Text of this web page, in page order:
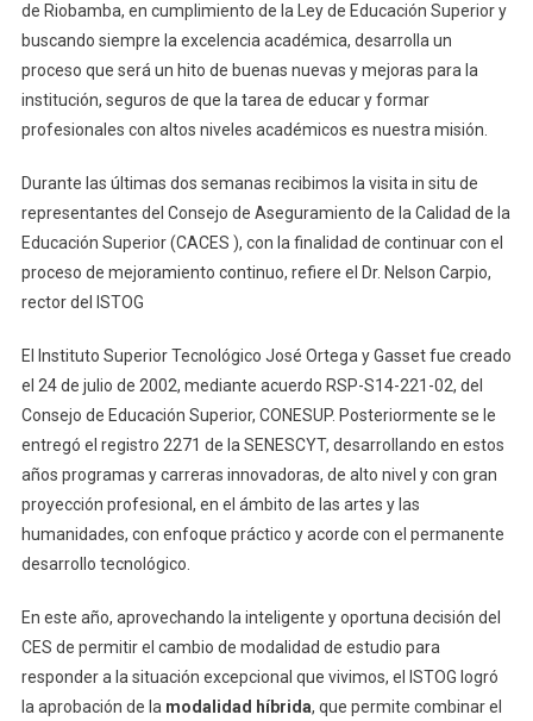
de Riobamba, en cumplimiento de la Ley de Educación Superior y
buscando siempre la excelencia académica, desarrolla un
proceso que será un hito de buenas nuevas y mejoras para la
institución, seguros de que la tarea de educar y formar
profesionales con altos niveles académicos es nuestra misión.
Durante las últimas dos semanas recibimos la visita in situ de
representantes del Consejo de Aseguramiento de la Calidad de la
Educación Superior (CACES ), con la finalidad de continuar con el
proceso de mejoramiento continuo, refiere el Dr. Nelson Carpio,
rector del ISTOG
El Instituto Superior Tecnológico José Ortega y Gasset fue creado
el 24 de julio de 2002, mediante acuerdo RSP-S14-221-02, del
Consejo de Educación Superior, CONESUP. Posteriormente se le
entregó el registro 2271 de la SENESCYT, desarrollando en estos
años programas y carreras innovadoras, de alto nivel y con gran
proyección profesional, en el ámbito de las artes y las
humanidades, con enfoque práctico y acorde con el permanente
desarrollo tecnológico.
En este año, aprovechando la inteligente y oportuna decisión del
CES de permitir el cambio de modalidad de estudio para
responder a la situación excepcional que vivimos, el ISTOG logró
la aprobación de la modalidad híbrida, que permite combinar el